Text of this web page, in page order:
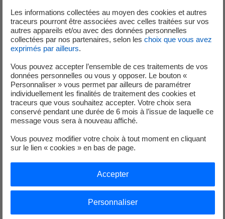
Registre rejets chimiques Fessenheim Avril 2025
Registre rejets radioactifs Fessenheim Avril 2025
Registre rejets chimiques Fessenheim Mars 2025
Registre rejets radioactifs Fessenheim Mars 2025
Registre rejets chimiques Fessenheim Février
2025
Registre rejets radioactifs Fessenheim Février
2025
Les informations collectées au moyen des cookies et autres
traceurs pourront être associées avec celles traitées sur vos
autres appareils et/ou avec des données personnelles
collectées par nos partenaires, selon les choix que vous avez
exprimés par ailleurs.
Vous pouvez accepter l’ensemble de ces traitements de vos
données personnelles ou vous y opposer. Le bouton «
Personnaliser » vous permet par ailleurs de paramétrer
individuellement les finalités de traitement des cookies et
traceurs que vous souhaitez accepter. Votre choix sera
conservé pendant une durée de 6 mois à l’issue de laquelle ce
message vous sera à nouveau affiché.
Vous pouvez modifier votre choix à tout moment en cliquant
sur le lien « cookies » en bas de page.
Personnaliser
Accepter